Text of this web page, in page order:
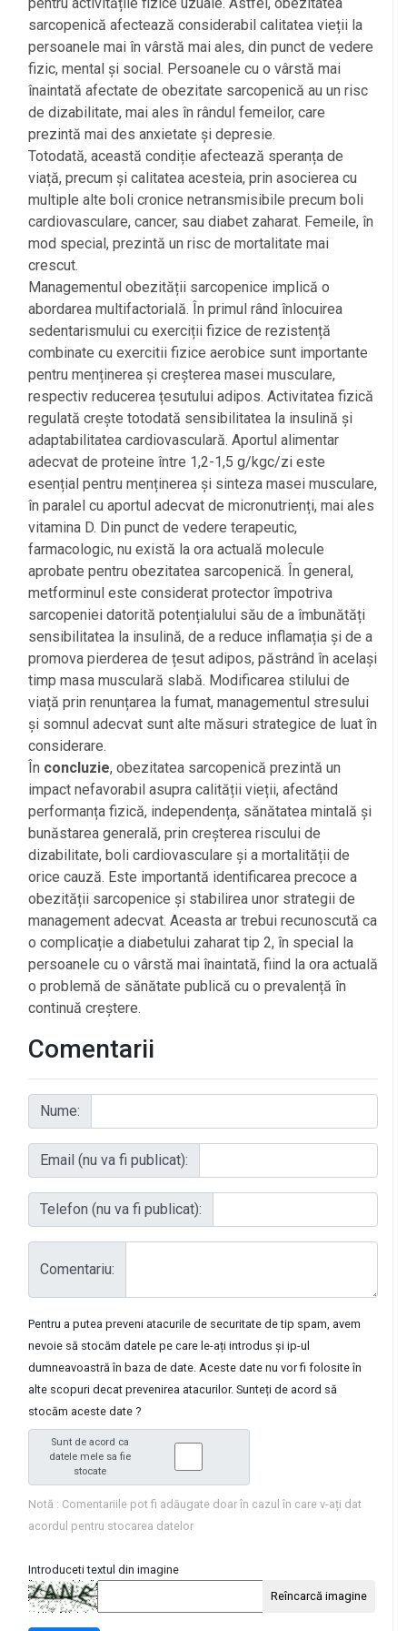
sarcopenică afectează considerabil calitatea vieții la
persoanele mai în vârstă mai ales, din punct de vedere
fizic, mental și social. Persoanele cu o vârstă mai
înaintată afectate de obezitate sarcopenică au un risc
de dizabilitate, mai ales în rândul femeilor, care
prezintă mai des anxietate și depresie.
Totodată, această condiție afectează speranța de
viață, precum și calitatea acesteia, prin asocierea cu
multiple alte boli cronice netransmisibile precum boli
cardiovasculare, cancer, sau diabet zaharat. Femeile, în
mod special, prezintă un risc de mortalitate mai
crescut.
Managementul obezității sarcopenice implică o
abordarea multifactorială. În primul rând înlocuirea
sedentarismului cu exerciții fizice de rezistență
combinate cu exercitii fizice aerobice sunt importante
pentru menținerea și creșterea masei musculare,
respectiv reducerea țesutului adipos. Activitatea fizică
regulată crește totodată sensibilitatea la insulină și
adaptabilitatea cardiovasculară. Aportul alimentar
adecvat de proteine între 1,2-1,5 g/kgc/zi este
esențial pentru menținerea și sinteza masei musculare,
în paralel cu aportul adecvat de micronutrienți, mai ales
vitamina D. Din punct de vedere terapeutic,
farmacologic, nu există la ora actuală molecule
aprobate pentru obezitatea sarcopenică. În general,
metforminul este considerat protector împotriva
sarcopeniei datorită potențialului său de a îmbunătăți
sensibilitatea la insulină, de a reduce inflamația și de a
promova pierderea de țesut adipos, păstrând în același
timp masa musculară slabă. Modificarea stilului de
viață prin renunțarea la fumat, managementul stresului
și somnul adecvat sunt alte măsuri strategice de luat în
considerare.
În concluzie, obezitatea sarcopenică prezintă un
impact nefavorabil asupra calității vieții, afectând
performanța fizică, independența, sănătatea mintală și
bunăstarea generală, prin creșterea riscului de
dizabilitate, boli cardiovasculare și a mortalității de
orice cauză. Este importantă identificarea precoce a
obezității sarcopenice și stabilirea unor strategii de
management adecvat. Aceasta ar trebui recunoscută ca
o complicație a diabetului zaharat tip 2, în special la
persoanele cu o vârstă mai înaintată, fiind la ora actuală
o problemă de sănătate publică cu o prevalență în
continuă creștere.
Comentarii
Nume:
Email (nu va fi publicat):
Telefon (nu va fi publicat):
Comentariu:
Pentru a putea preveni atacurile de securitate de tip spam, avem
nevoie să stocăm datele pe care le-ați introdus și ip-ul
dumneavoastră în baza de date. Aceste date nu vor fi folosite în
alte scopuri decat prevenirea atacurilor. Sunteți de acord să
stocăm aceste date ?
Sunt de acord ca
datele mele sa fie
stocate
Notă : Comentariile pot fi adăugate doar în cazul în care v-ați dat
acordul pentru stocarea datelor
Introduceti textul din imagine
Reîncarcă imagine